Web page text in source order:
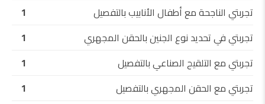
تجربتي الناجحة مع أطفال الأنابيب بالتفصيل
1
تجربتي في تحديد نوع الجنين بالحقن المجهري
1
تجربتي مع التلقيح الصناعي بالتفصيل
1
تجربتي مع الحقن المجهري بالتفصيل
1